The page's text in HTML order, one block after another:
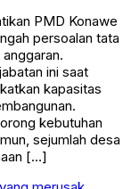
PMD Konawe
persoalan tata
ini saat
kapasitas
kebutuhan
sejumlah desa
[…]